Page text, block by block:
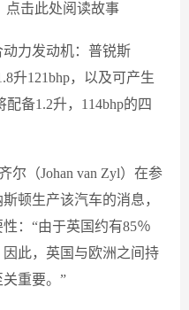
点击此处阅读故事
力发动机：普锐斯
升121bhp，以及可产生
备1.2升，114bhp的四
尔（Johan van Zyl）在参
顿生产该汽车的消息，
：“由于英国约有85％
此，英国与欧洲之间持
重要。”